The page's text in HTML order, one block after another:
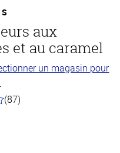
aux
et au caramel
un magasin pour
(87)